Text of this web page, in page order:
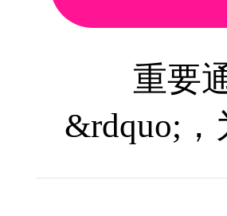
重要通
&rdquo;